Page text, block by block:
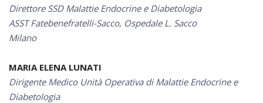
Direttore SSD Malattie Endocrine e Diabetologia
ASST Fatebenefratelli-Sacco, Ospedale L. Sacco
Milano
MARIA ELENA LUNATI
Dirigente Medico Unità Operativa di Malattie Endocrine e
Diabetologia